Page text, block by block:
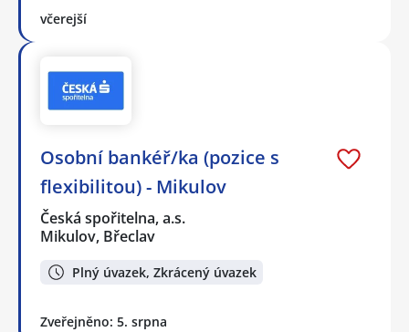
včerejší
Osobní bankéř/ka (pozice s
flexibilitou) - Mikulov
Česká spořitelna, a.s.
Mikulov, Břeclav
Plný úvazek, Zkrácený úvazek
Zveřejněno: 5. srpna